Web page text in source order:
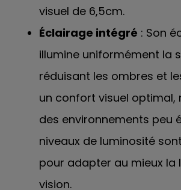
visuel de 6,5cm.
Éclairage intégré : Son
illumine uniformément la
réduisant les ombres et
un confort visuel optimal,
des environnements peu
niveaux de luminosité
pour adapter au mieux la
vision.